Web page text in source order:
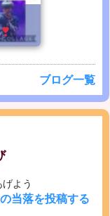
ブログ一覧
よう
当落を投稿する